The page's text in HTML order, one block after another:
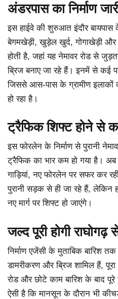
अंडरपास का निर्माण
इस हाईवे की शुरुआत इंदौर बायपास
बेगमखेड़ी, खुड़ेल खुर्द, गोगाखेड़ी और
होती है, जहां यह नेमावर रोड से
ब्रिज बनाए जा रहे हैं। इनमें से कई
जिससे आस-पास के ग्रामीण इलाकों
हो रहा है।
ट्रैफिक शिफ्ट होने से
इस फोरलेन के निर्माण से पुरानी
ट्रैफिक का भार कम हो गया है। अब
गाड़ियां, नए फोरलेन पर सफर कर
पुरानी सड़क से ही जा रहे हैं, लेकिन
नए मार्ग पर शिफ्ट हो जाएंगे।
जल्द पूरी होगी
निर्माण एजेंसी के मुताबिक बारिश
डामरीकरण और ब्रिज शामिल हैं,
रोड और छोटे काम बारिश के बाद पूरे
ऐसी है कि मानसून के दौरान भी